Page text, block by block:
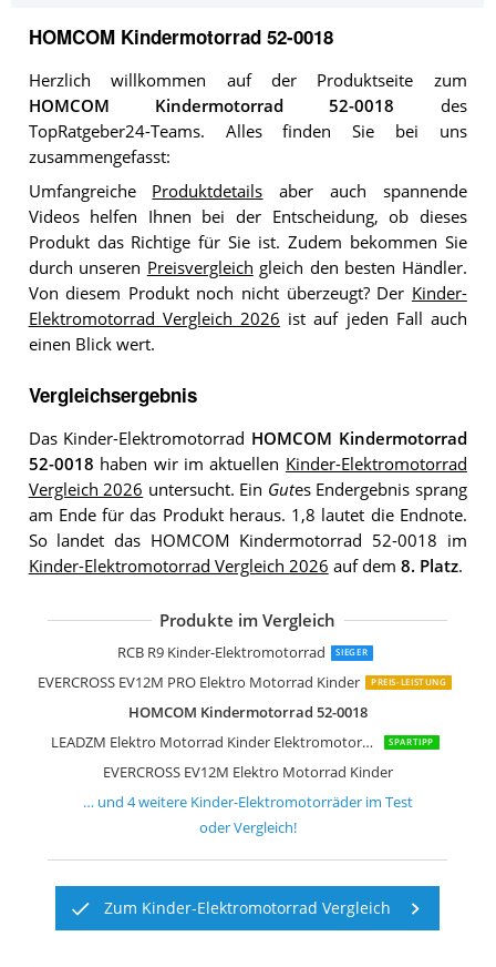
HOMCOM Kindermotorrad 52-0018
Herzlich willkommen auf der Produktseite zum
HOMCOM Kindermotorrad 52-0018 des
TopRatgeber24-Teams. Alles finden Sie bei uns
zusammengefasst:
Umfangreiche Produktdetails aber auch spannende
Videos helfen Ihnen bei der Entscheidung, ob dieses
Produkt das Richtige für Sie ist. Zudem bekommen Sie
durch unseren Preisvergleich gleich den besten Händler.
Von diesem Produkt noch nicht überzeugt? Der Kinder-
Elektromotorrad Vergleich 2026 ist auf jeden Fall auch
einen Blick wert.
Vergleichsergebnis
Das Kinder-Elektromotorrad HOMCOM Kindermotorrad
52-0018 haben wir im aktuellen Kinder-Elektromotorrad
Vergleich 2026 untersucht. Ein Gutes Endergebnis sprang
am Ende für das Produkt heraus. 1,8 lautet die Endnote.
So landet das HOMCOM Kindermotorrad 52-0018 im
Kinder-Elektromotorrad Vergleich 2026 auf dem 8. Platz.
Produkte im Vergleich
RCB R9 Kinder-Elektromotorrad SIEGER
EVERCROSS EV12M PRO Elektro Motorrad Kinder PREIS-LEISTUNG
HOMCOM Kindermotorrad 52-0018
LEADZM Elektro Motorrad Kinder Elektromotorrad
SPARTIPP
EVERCROSS EV12M Elektro Motorrad Kinder
Oryxearth Kinder Motorrad elektrisch
EVERCROSS Elektro Motorrad Kinder
GOPLUS Kinder Motorrad 12V
… und 4weitere Kinder-Elektromotorräderim Test
oder Vergleich!
Zum Kinder-Elektromotorrad Vergleich